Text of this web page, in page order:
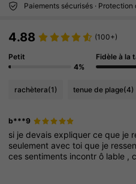
Paiements sécurisés ·
4.88 (100+)
Petit
4%
Fidèle à la
rachètera(1) tenue de plage(4)
b***9
si jedevaisexpliquerceque je
seulement avectoique je
ces sentiments incontrô lable ,